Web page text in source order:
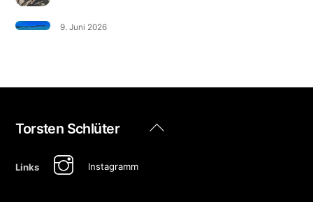
9. Juni 2026
Back
Torsten Schlüter
Links Instagramm